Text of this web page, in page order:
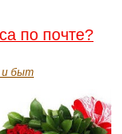
по почте?
и быт